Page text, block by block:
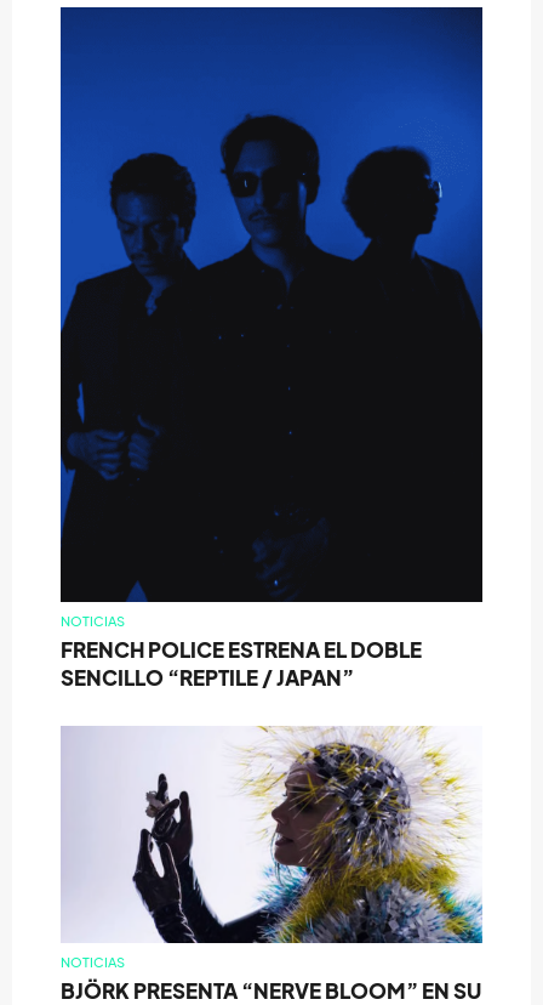
NOTICIAS
FRENCH POLICE ESTRENA EL DOBLE
SENCILLO “REPTILE / JAPAN”
NOTICIAS
BJÖRK PRESENTA “NERVE BLOOM” EN SU